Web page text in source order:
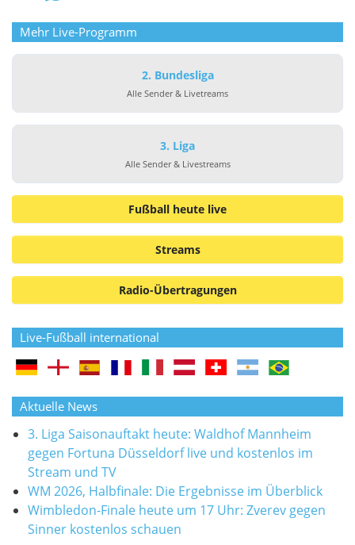
Mehr Live-Programm
2. Bundesliga
Alle Sender & Livetreams
3. Liga
Alle Sender & Livestreams
Fußball heute live
Streams
Radio-Übertragungen
Live-Fußball international
Aktuelle News
3. Liga Saisonauftakt heute: Waldhof Mannheim
gegen Fortuna Düsseldorf live und kostenlos im
Stream und TV
WM 2026, Halbfinale: Die Ergebnisse im Überblick
Wimbledon-Finale heute um 17 Uhr: Zverev gegen
Sinner kostenlos schauen